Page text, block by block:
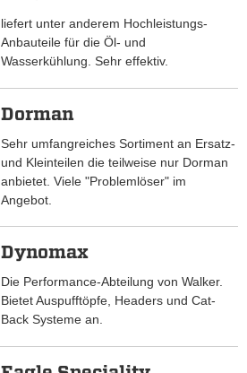
liefert unter anderem Hochleistungs-
Anbauteile für die Öl- und
Wasserkühlung. Sehr effektiv.
Dorman
Sehr umfangreiches Sortiment an Ersatz-
und Kleinteilen die teilweise nur Dorman
anbietet. Viele "Problemlöser" im
Angebot.
Dynomax
Die Performance-Abteilung von Walker.
Bietet Auspufftöpfe, Headers und Cat-
Back Systeme an.